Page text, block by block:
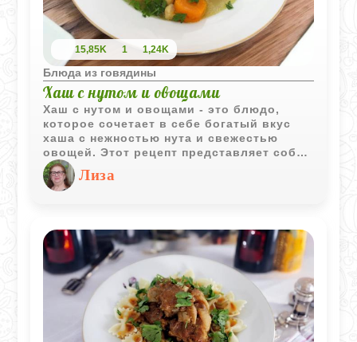
15,85K 1 1,24K
Блюда из говядины
Хаш с нутом и овощами
Хаш с нутом и овощами - это блюдо,
которое сочетает в себе богатый вкус
хаша с нежностью нута и свежестью
овощей. Этот рецепт представляет собой
идеальное сочетание питательных
ингредиентов, создавая
сбалансированное и вкусное блюдо. Это
и витаминов. Попробуйте приготовить
хаш с нутом и овощами, и вы получите
истинное удовольствие от этого
изысканного блюда.
Лиза